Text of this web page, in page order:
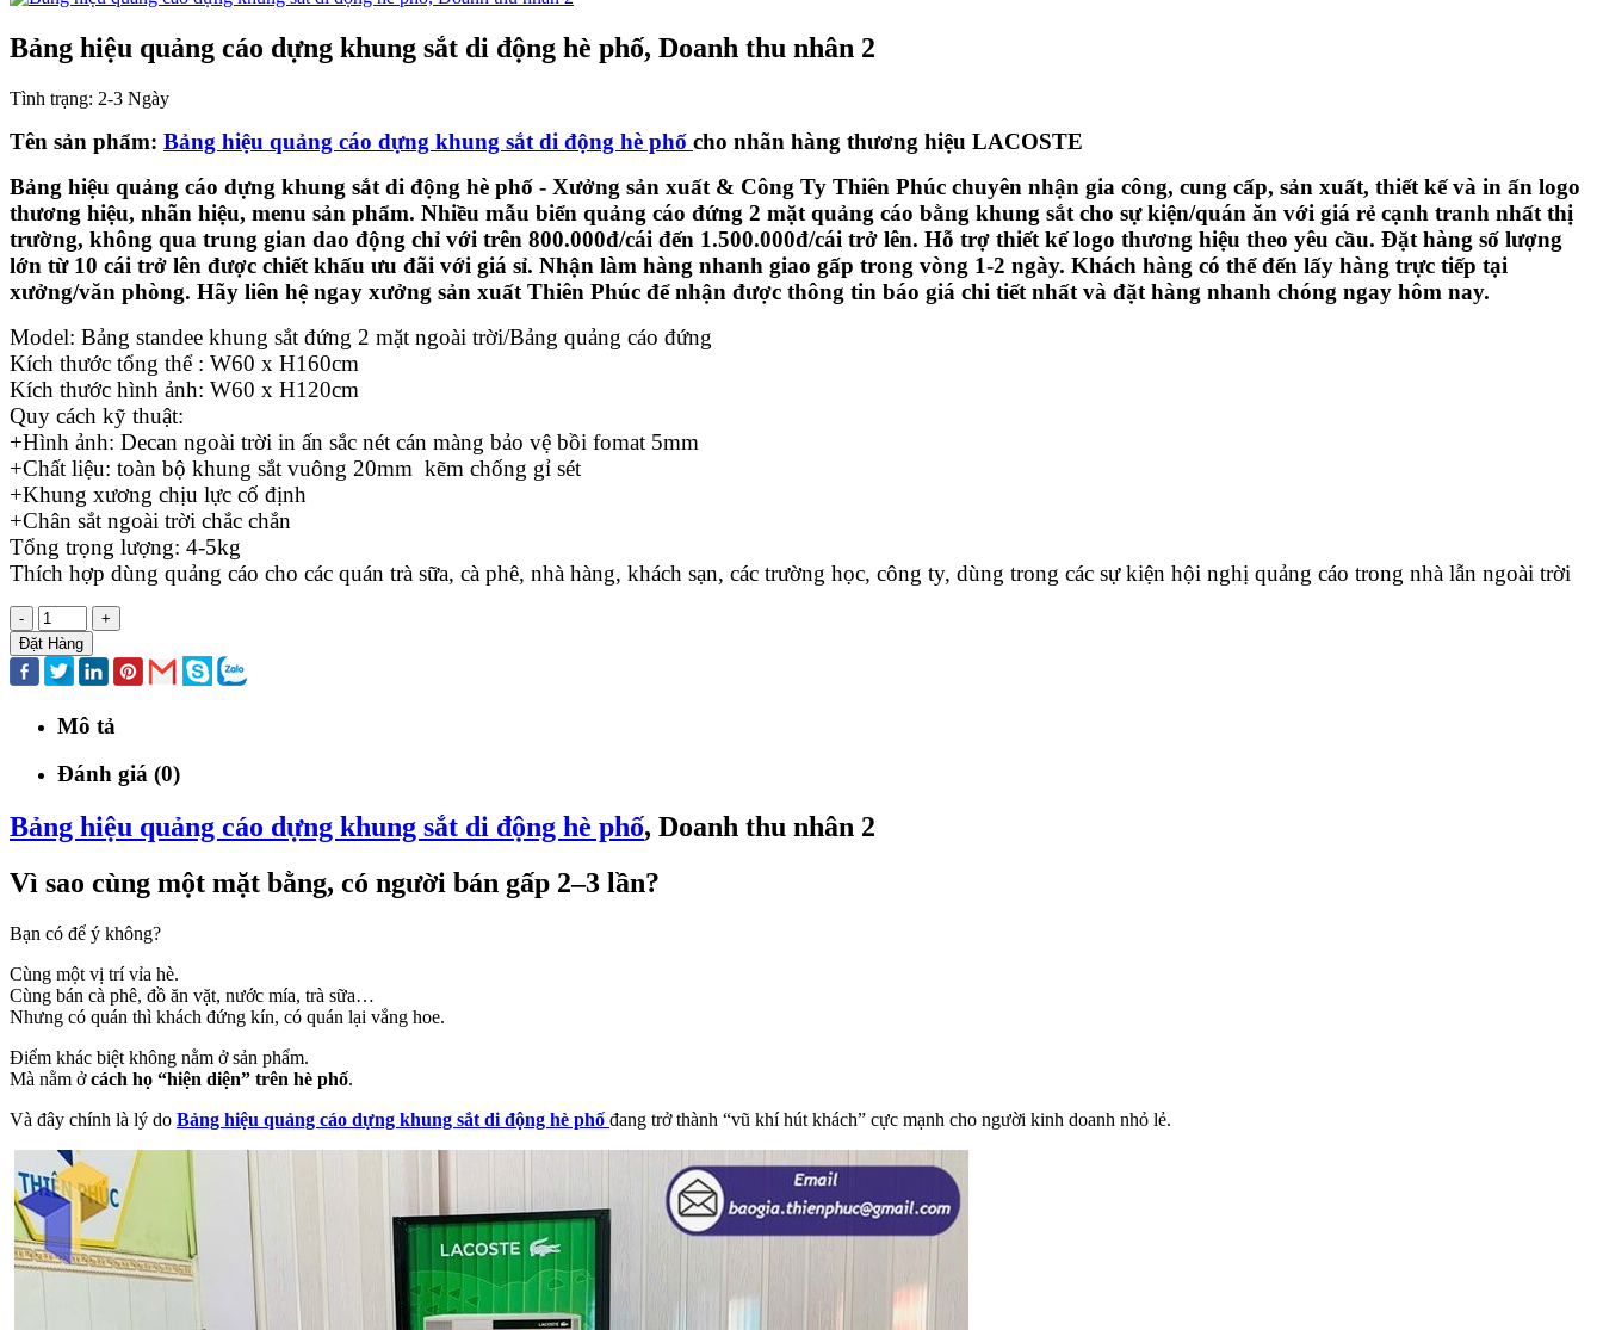
Bảng hiệu quảng cáo dựng khung sắt di động hè phố, Doanh thu nhân 2
Tình trạng: 2-3 Ngày
Tên sản phẩm: Bảng hiệu quảng cáo dựng khung sắt di động hè phố cho nhãn hàng thương hiệu LACOSTE
Bảng hiệu quảng cáo dựng khung sắt di động hè phố - Xưởng sản xuất & Công Ty Thiên Phúc chuyên nhận gia công, cung cấp, sản xuất, thiết kế và in ấn logo
thương hiệu, nhãn hiệu, menu sản phẩm. Nhiều mẫu biển quảng cáo đứng 2 mặt quảng cáo bằng khung sắt cho sự kiện/quán ăn với giá rẻ cạnh tranh nhất thị
trường, không qua trung gian dao động chỉ với trên 800.000đ/cái đến 1.500.000đ/cái trở lên. Hỗ trợ thiết kế logo thương hiệu theo yêu cầu. Đặt hàng số lượng
lớn từ 10 cái trở lên được chiết khấu ưu đãi với giá sỉ. Nhận làm hàng nhanh giao gấp trong vòng 1-2 ngày. Khách hàng có thể đến lấy hàng trực tiếp tại
xưởng/văn phòng. Hãy liên hệ ngay xưởng sản xuất Thiên Phúc để nhận được thông tin báo giá chi tiết nhất và đặt hàng nhanh chóng ngay hôm nay.
Model: Bảng standee khung sắt đứng 2 mặt ngoài trời/Bảng quảng cáo đứng
Kích thước tổng thể : W60 x H160cm
Kích thước hình ảnh: W60 x H120cm
Quy cách kỹ thuật:
+Hình ảnh: Decan ngoài trời in ấn sắc nét cán màng bảo vệ bồi fomat 5mm
+Chất liệu: toàn bộ khung sắt vuông 20mm kẽm chống gỉ sét
+Khung xương chịu lực cố định
+Chân sắt ngoài trời chắc chắn
Tổng trọng lượng: 4-5kg
Thích hợp dùng quảng cáo cho các quán trà sữa, cà phê, nhà hàng, khách sạn, các trường học, công ty, dùng trong các sự kiện hội nghị quảng cáo trong nhà lẫn ngoài trời
-
+
Đặt Hàng
Mô tả
Đánh giá (0)
Bảng hiệu quảng cáo dựng khung sắt di động hè phố, Doanh thu nhân 2
Vì sao cùng một mặt bằng, có người bán gấp 2–3 lần?
Bạn có để ý không?
Cùng một vị trí vỉa hè.
Cùng bán cà phê, đồ ăn vặt, nước mía, trà sữa…
Nhưng có quán thì khách đứng kín, có quán lại vắng hoe.
Điểm khác biệt không nằm ở sản phẩm.
Mà nằm ởcách họ “hiện diện” trên hè phố.
Và đây chính là lý do Bảng hiệu quảng cáo dựng khung sắt di động hè phố đang trở thành “vũ khí hút khách” cực mạnh cho người kinh doanh nhỏ lẻ.